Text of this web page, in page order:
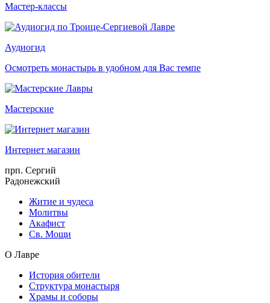
Мастер-классы
Аудиогид
Осмотреть монастырь в удобном для Вас темпе
Мастерские
Интернет магазин
прп. Сергий
Радонежский
Житие и чудеса
Молитвы
Акафист
Св. Мощи
О Лавре
История обители
Структура монастыря
Храмы и соборы